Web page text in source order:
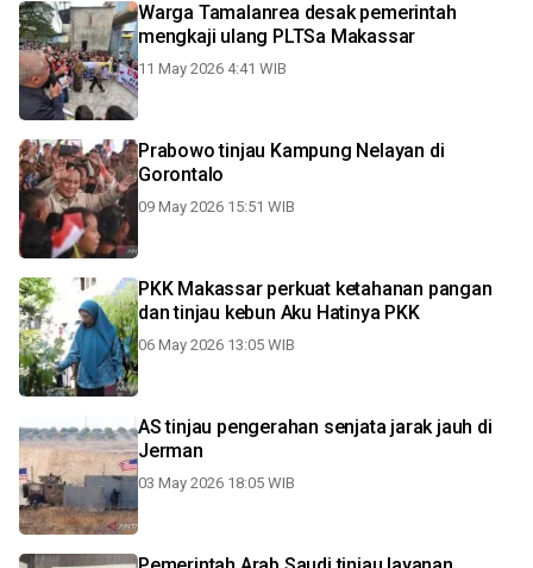
Warga Tamalanrea desak pemerintah
mengkaji ulang PLTSa Makassar
11 May 2026 4:41 WIB
Prabowo tinjau Kampung Nelayan di
Gorontalo
09 May 2026 15:51 WIB
PKK Makassar perkuat ketahanan pangan
dan tinjau kebun Aku Hatinya PKK
06 May 2026 13:05 WIB
AS tinjau pengerahan senjata jarak jauh di
Jerman
03 May 2026 18:05 WIB